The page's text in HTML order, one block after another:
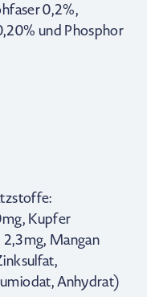
0,2%,
und Phosphor
Kupfer
Mangan
Anhydrat)